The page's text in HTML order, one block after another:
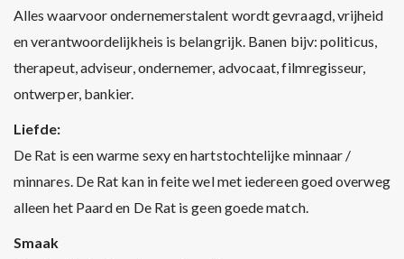
Alles waarvoor ondernemerstalent wordt gevraagd, vrijheid
en verantwoordelijkheis is belangrijk. Banen bijv: politicus,
therapeut, adviseur, ondernemer, advocaat, filmregisseur,
ontwerper, bankier.
Liefde:
De Rat is een warme sexy en hartstochtelijke minnaar /
minnares. De Rat kan in feite wel met iedereen goed overweg
alleen het Paard en De Rat is geen goede match.
Smaak